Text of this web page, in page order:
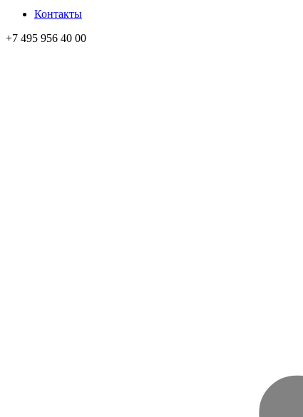
Контакты
+7 495 956 40 00